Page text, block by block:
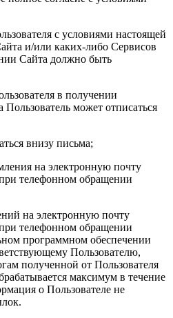
с условиями настоящей
и/или каких-либо Сервисов
Сайта должно быть
в получении
может отписаться
внизу письма;
на электронную почту
телефонном обращении
на электронную почту
телефонном обращении
программном обеспечении
Пользователю,
полученной от Пользователя
максимум в течение
о Пользователе не